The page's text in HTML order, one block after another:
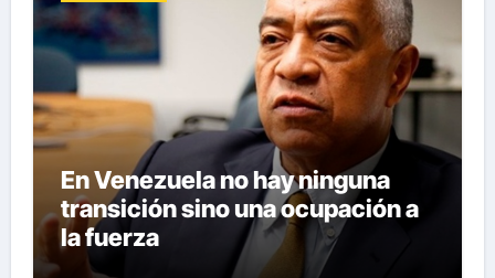
En Venezuela no hay ninguna
transición sino una ocupación a
la fuerza